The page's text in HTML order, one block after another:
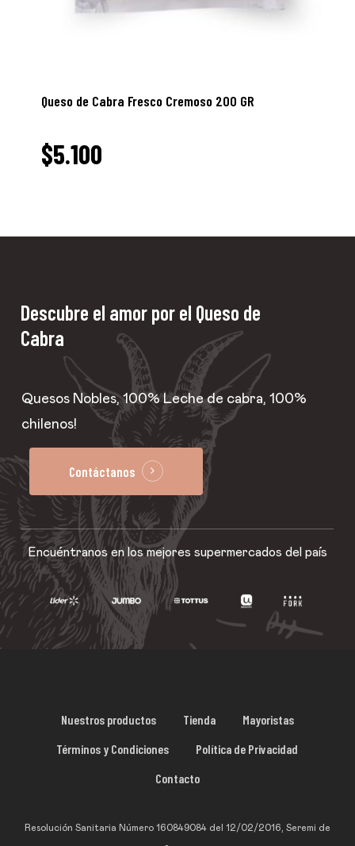
Queso de Cabra Fresco Cremoso 200 GR
$5.100
$
Descubre el amorpor el Queso de
Cabra
Quesos Nobles, 100% Leche de cabra, 100%
chilenos!
Contáctanos
Encuéntranos en los mejores supermercados del país
Nuestros productos Tienda
Mayoristas
Términos y Condiciones
Política de Privacidad
Contacto
Resolución Sanitaria Número 160849084 del 12/02/2016, Seremi de